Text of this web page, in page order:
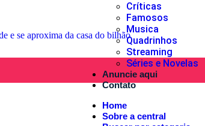
e se aproxima da casa do bilhão
Críticas
Famosos
Musica
Quadrinhos
Streaming
Séries e Novelas
Anuncie aqui
Contato
Home
Sobre a central